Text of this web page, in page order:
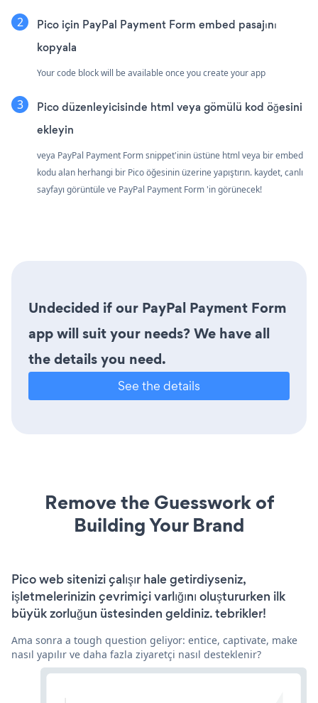
Pico için PayPal Payment Form embed pasajını
kopyala
Your code block will be available once you create your app
Pico düzenleyicisinde html veya gömülü kod öğesini
ekleyin
veya PayPal Payment Form snippet'inin üstüne html veya bir embed
kodu alan herhangi bir Pico öğesinin üzerine yapıştırın. kaydet, canlı
sayfayı görüntüle ve PayPal Payment Form 'in görünecek!
Undecided if our PayPal Payment Form
app will suit your needs? We have all
the details you need.
See the details
Remove the Guesswork of
Building Your Brand
Pico web sitenizi çalışır hale getirdiyseniz,
işletmelerinizin çevrimiçi varlığını oluştururken ilk
büyük zorluğun üstesinden geldiniz. tebrikler!
Ama sonra a tough question geliyor: entice, captivate, make
nasıl yapılır ve daha fazla ziyaretçi nasıl desteklenir?